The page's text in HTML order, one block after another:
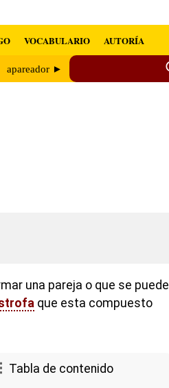
VOCABULARIO AUTORÍA
apareador ►
una pareja o que se puede
que esta compuesto
Tabla de contenido